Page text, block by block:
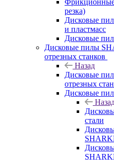
резка)
Дисковые
и пластмасс
Дисковые
Дисковые пилы
отрезных станков
Назад
Дисковые
отрезных
Дисковые
стали